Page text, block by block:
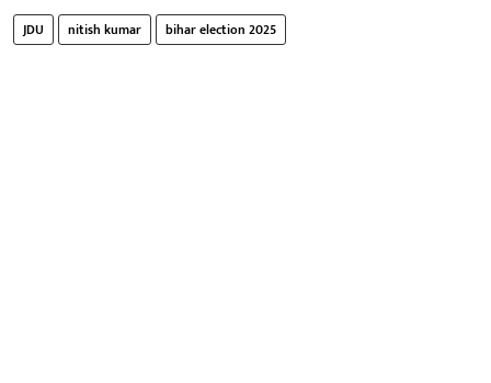
JDU nitish kumar bihar election 2025